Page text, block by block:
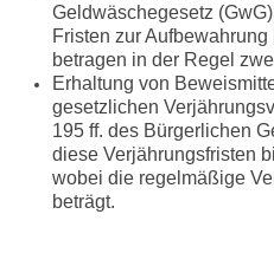
Geldwäschegesetz
Fristen zur
betragen in der Regel
Erhaltung von
gesetzlichen
195 ff. des Bürgerlichen
diese Verjährungsfristen
wobei die regelmäßige
beträgt.